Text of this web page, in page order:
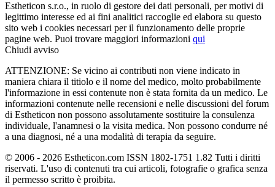
Estheticon s.r.o., in ruolo di gestore dei dati personali, per motivi di
legittimo interesse ed ai fini analitici raccoglie ed elabora su questo
sito web i cookies necessari per il funzionamento delle proprie
pagine web. Puoi trovare maggiori informazioni qui
Chiudi avviso
ATTENZIONE: Se vicino ai contributi non viene indicato in
maniera chiara il titiolo e il nome del medico, molto probabilmente
l'informazione in essi contenute non è stata fornita da un medico. Le
informazioni contenute nelle recensioni e nelle discussioni del forum
di Estheticon non possono assolutamente sostituire la consulenza
individuale, l'anamnesi o la visita medica. Non possono condurre né
a una diagnosi, né a una modalità di terapia da seguire.
© 2006 - 2026 Estheticon.com ISSN 1802-1751 1.82 Tutti i diritti
riservati. L'uso di contenuti tra cui articoli, fotografie o grafica senza
il permesso scritto è proibita.